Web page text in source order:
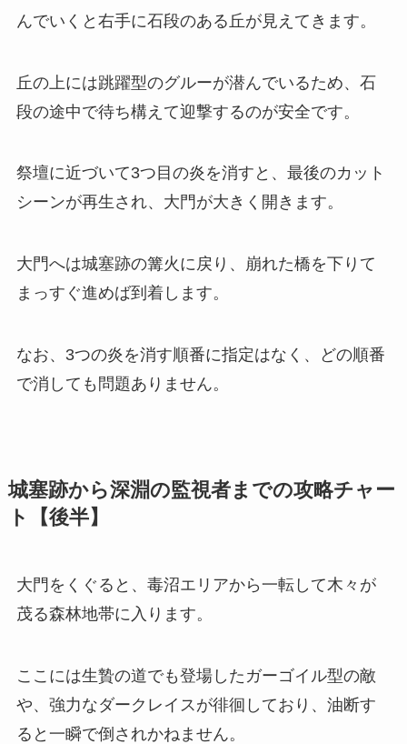
んでいくと右手に石段のある丘が見えてきます。
丘の上には跳躍型のグルーが潜んでいるため、石
段の途中で待ち構えて迎撃するのが安全です。
祭壇に近づいて3つ目の炎を消すと、最後のカット
シーンが再生され、大門が大きく開きます。
大門へは城塞跡の篝火に戻り、崩れた橋を下りて
まっすぐ進めば到着します。
なお、3つの炎を消す順番に指定はなく、どの順番
で消しても問題ありません。
城塞跡から深淵の監視者までの攻略チャー
ト【後半】
大門をくぐると、毒沼エリアから一転して木々が
茂る森林地帯に入ります。
ここには生贄の道でも登場したガーゴイル型の敵
や、強力なダークレイスが徘徊しており、油断す
ると一瞬で倒されかねません。